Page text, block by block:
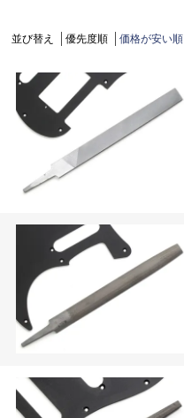
並び替え 優先度順 価格が安い順